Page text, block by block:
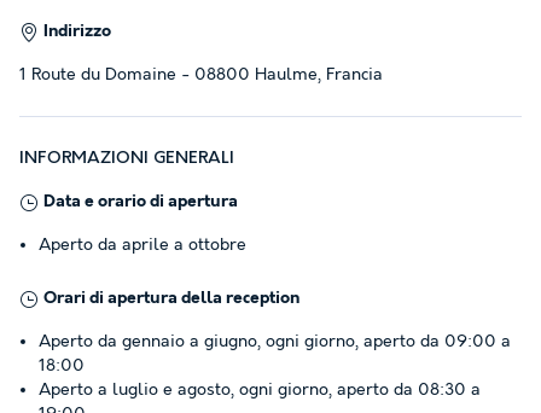
Indirizzo
1 Route du Domaine - 08800 Haulme, Francia
INFORMAZIONI GENERALI
Data e orario di apertura
Aperto da aprile a ottobre
Orari di apertura della reception
Aperto da gennaio a giugno, ogni giorno, aperto da 09:00 a
18:00
Aperto a luglio e agosto, ogni giorno, aperto da 08:30 a